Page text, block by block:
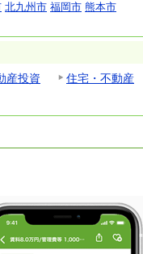
北九州市 福岡市 熊本市
産投資
住宅・不動産